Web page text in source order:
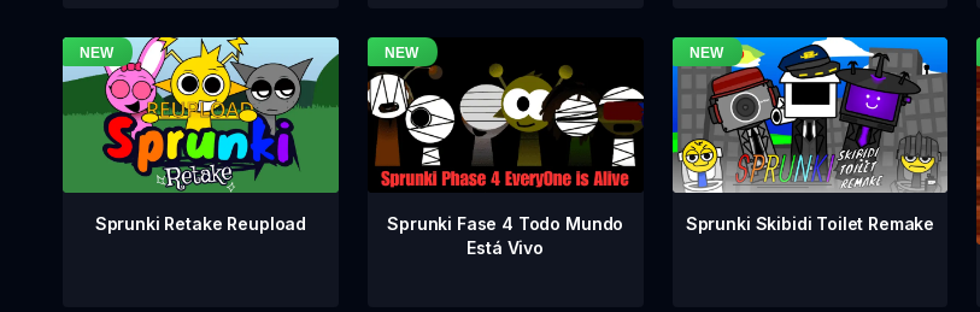
Sprunki Retake Reupload
Sprunki Fase 4 Todo Mundo
Está Vivo
Sprunki Skibidi Toilet Remake